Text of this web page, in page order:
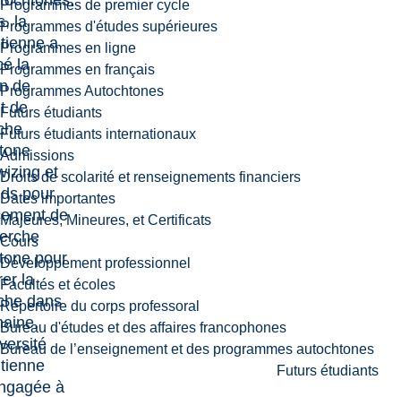
Programmes de premier cycle
Programmes d'études supérieures
Programmes en ligne
Programmes en français
Programmes Autochtones
Futurs étudiants
Futurs étudiants internationaux
Admissions
Droits de scolarité et renseignements financiers
Dates importantes
Majeures, Mineures, et Certificats
Cours
Développement professionnel
Facultés et écoles
Répertoire du corps professoral
Bureau d'études et des affaires francophones
Bureau de l’enseignement et des programmes autochtones
Futurs étudiants
la
a
la
de
de
et
pour
de
pour
la
dans
à